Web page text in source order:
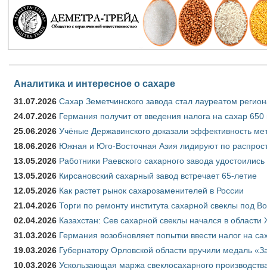
Аналитика и интересное о сахаре
31.07.2026 Сахар Земетчинского завода стал лауреатом
24.07.2026 Германия получит от введения налога на сахар
25.06.2026 Учёные Державинского доказали эффективность
18.06.2026 Южная и Юго-Восточная Азия лидируют по
13.05.2026 Работники Раевского сахарного завода удостоились
13.05.2026 Кирсановский сахарный завод встречает 65-летие
12.05.2026 Как растет рынок сахарозаменителей в России
21.04.2026 Торги по ремонту института сахарной свеклы под
02.04.2026 Казахстан: Сев сахарной свеклы начался в области
31.03.2026 Германия возобновляет попытки ввести налог на
19.03.2026 Губернатору Орловской области вручили медаль
10.03.2026 Ускользающая маржа свеклосахарного